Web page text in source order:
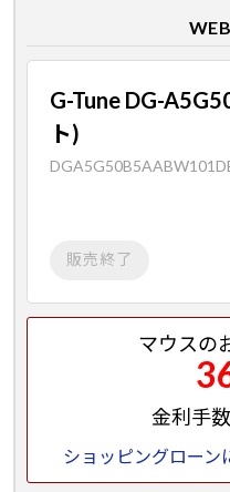
G-Tune DG-
ト)
販売終了
マウスの
金利手
ショッピングロー